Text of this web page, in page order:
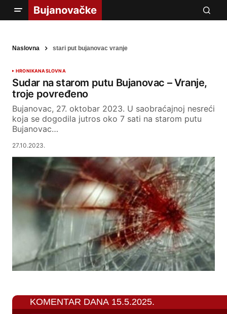
Naslovna stari put bujanovac vranje
HRONIKANASLOVNA
Sudar na starom putu Bujanovac – Vranje,
troje povređeno
Bujanovac, 27. oktobar 2023. U saobraćajnoj nesreći
koja se dogodila jutros oko 7 sati na starom putu
Bujanovac…
27.10.2023.
KOMENTAR DANA 15.5.2025.